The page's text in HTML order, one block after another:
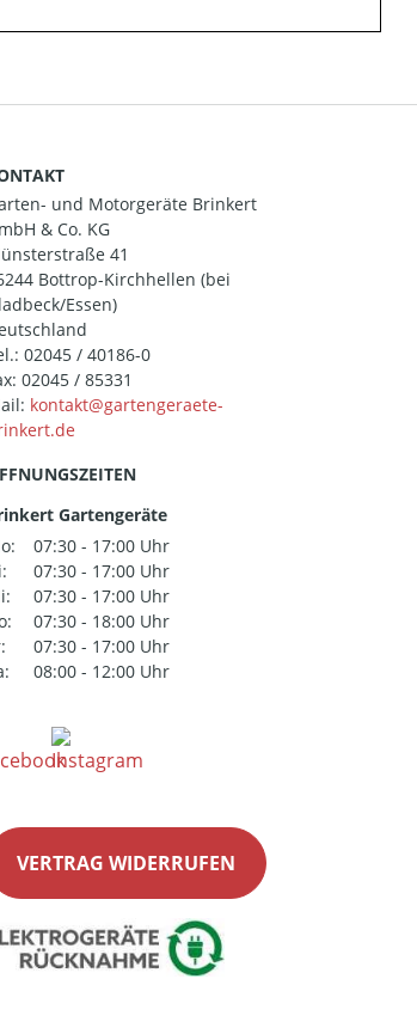
und Motorgeräte Brinkert
& Co. KG
41
Bottrop-Kirchhellen (bei
Essen)
02045 / 40186-0
02045 / 85331
Gartengeräte
07:30 - 17:00 Uhr
07:30 - 17:00 Uhr
07:30 - 17:00 Uhr
07:30 - 18:00 Uhr
07:30 - 17:00 Uhr
08:00 - 12:00 Uhr
VERTRAG WIDERRUFEN